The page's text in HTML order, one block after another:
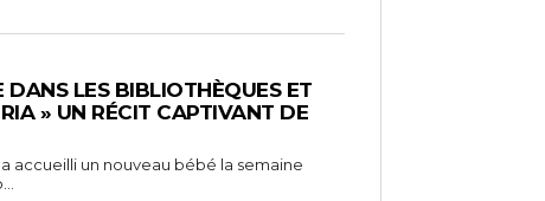
DANS LES BIBLIOTHÈQUES ET
» UN RÉCIT CAPTIVANT DE
accueilli un nouveau bébé la semaine